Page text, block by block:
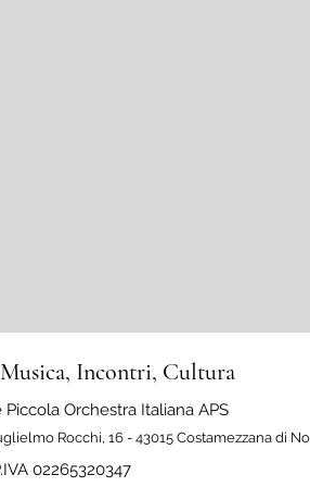
Incontri, Cultura
Piccola Orchestra Italiana APS
Rocchi, 16 - 43015 Costamezzana di
02265320347